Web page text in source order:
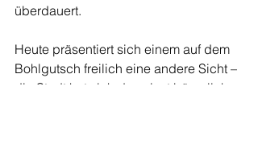
überdauert.
Heute präsentiert sich einem auf dem
Bohlgutsch freilich eine andere Sicht –
die Stadt hat sich das einst bäuerlich-